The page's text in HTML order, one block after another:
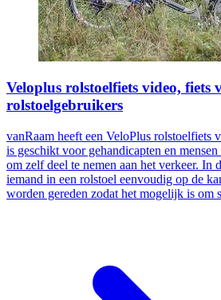
Veloplus rolstoelfiets video, fiets
rolstoelgebruikers
vanRaam heeft een VeloPlus rolstoelfiets
is geschikt voor gehandicapten en
om zelf deel te nemen aan het verkeer. In
iemand in een rolstoel eenvoudig op de
worden gereden zodat het mogelijk is om